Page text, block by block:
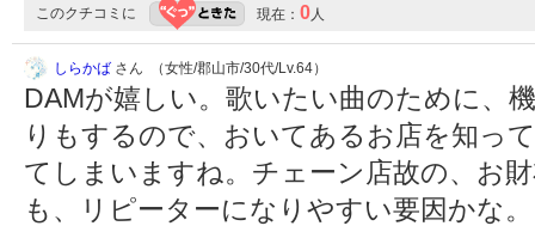
このクチコミに 現在： 0 人
しらかば さん （女性/郡山市/30代/Lv.64）
DAMが嬉しい。歌いたい曲のために、
りもするので、おいてあるお店を知っ
てしまいますね。チェーン店故の、お
も、リピーターになりやすい要因かな